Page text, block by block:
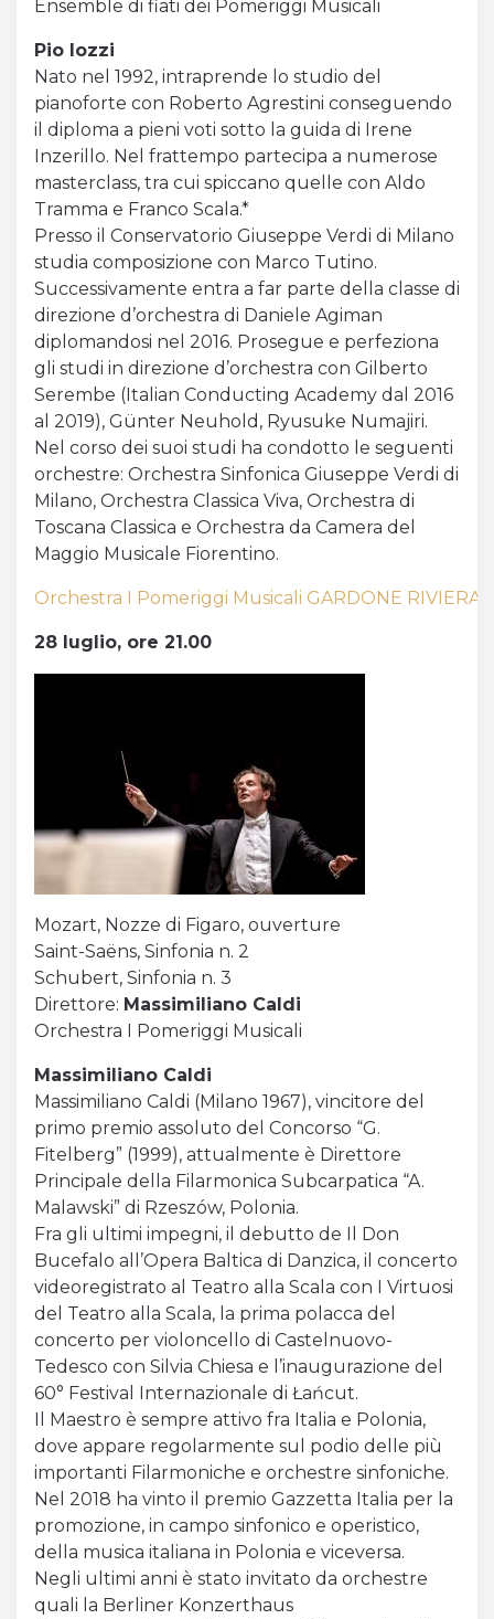
Ensemble di fiati dei Pomeriggi Musicali
Pio Iozzi
Nato nel 1992, intraprende lo studio del
pianoforte con Roberto Agrestini conseguendo
il diploma a pieni voti sotto la guida di Irene
Inzerillo. Nel frattempo partecipa a numerose
masterclass, tra cui spiccano quelle con Aldo
Tramma e Franco Scala.*
Presso il Conservatorio Giuseppe Verdi di Milano
studia composizione con Marco Tutino.
Successivamente entra a far parte della classe di
direzione d’orchestra di Daniele Agiman
diplomandosi nel 2016. Prosegue e perfeziona
gli studi in direzione d’orchestra con Gilberto
Serembe (Italian Conducting Academy dal 2016
al 2019), Günter Neuhold, Ryusuke Numajiri.
Nel corso dei suoi studi ha condotto le seguenti
orchestre: Orchestra Sinfonica Giuseppe Verdi di
Milano, Orchestra Classica Viva, Orchestra di
Toscana Classica e Orchestra da Camera del
Maggio Musicale Fiorentino.
Orchestra I Pomeriggi Musicali GARDONE RIVIERA
28 luglio, ore 21.00
Mozart, Nozze di Figaro, ouverture
Saint-Saëns, Sinfonia n. 2
Schubert, Sinfonia n. 3
Direttore: Massimiliano Caldi
Orchestra I Pomeriggi Musicali
Massimiliano Caldi
Massimiliano Caldi (Milano 1967), vincitore del
primo premio assoluto del Concorso “G.
Fitelberg” (1999), attualmente è Direttore
Principale della Filarmonica Subcarpatica “A.
Malawski” di Rzeszów, Polonia.
Fra gli ultimi impegni, il debutto de Il Don
Bucefalo all’Opera Baltica di Danzica, il concerto
videoregistrato al Teatro alla Scala con I Virtuosi
del Teatro alla Scala, la prima polacca del
concerto per violoncello di Castelnuovo-
Tedesco con Silvia Chiesa e l’inaugurazione del
60° Festival Internazionale di Łańcut.
Il Maestro è sempre attivo fra Italia e Polonia,
dove appare regolarmente sul podio delle più
importanti Filarmoniche e orchestre sinfoniche.
Nel 2018 ha vinto il premio Gazzetta Italia per la
promozione, in campo sinfonico e operistico,
della musica italiana in Polonia e viceversa.
Negli ultimi anni è stato invitato da orchestre
quali la Berliner Konzerthaus